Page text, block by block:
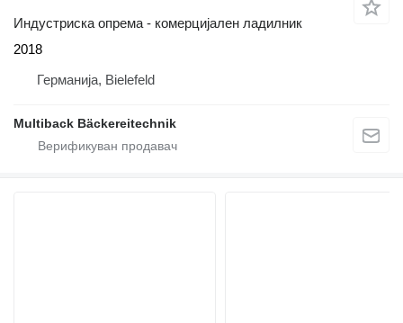
Индустриска опрема - комерцијален ладилник
2018
Германија, Bielefeld
Multiback Bäckereitechnik